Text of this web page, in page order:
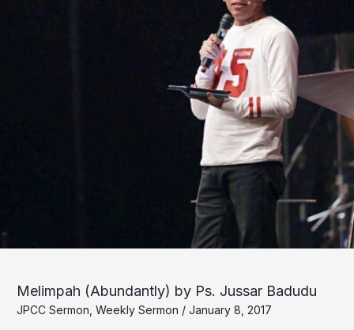
Melimpah (Abundantly) by Ps. Jussar Badudu
JPCC Sermon Weekly Sermon / January 8, 2017